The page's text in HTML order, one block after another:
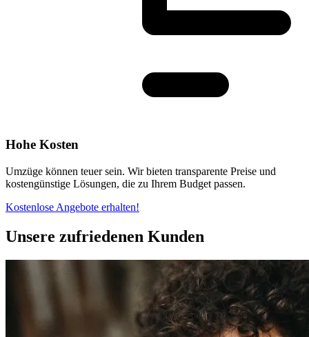
Hohe Kosten
Umzüge können teuer sein. Wir bieten transparente Preise und
kostengünstige Lösungen, die zu Ihrem Budget passen.
Kostenlose Angebote erhalten!
Unsere zufriedenen Kunden